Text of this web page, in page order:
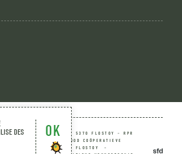
EMEVILLE 5 TE 5370 FLOSTOY – RPR
VAN LUIK – FARM FOR GOOD COÖPERATIEVE
EMEVILLE 5 TE 5370 FLOSTOY –
DES
OK